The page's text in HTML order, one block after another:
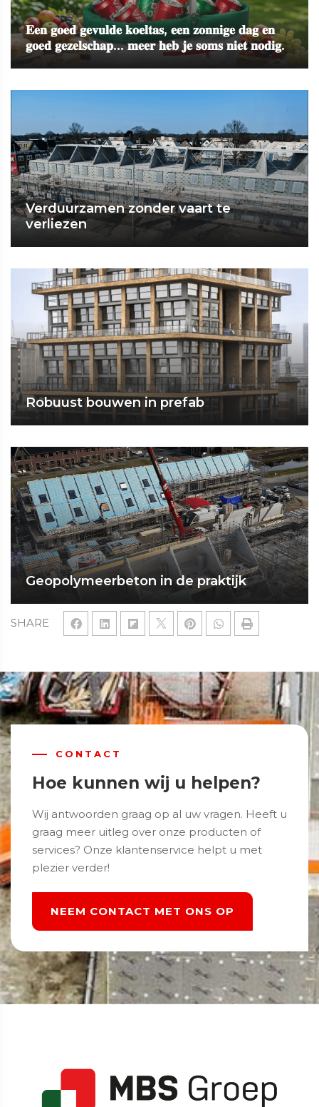
SHARE
𝐄𝐞𝐧 𝐠𝐨𝐞𝐝 𝐠𝐞𝐯𝐮𝐥𝐝𝐞 𝐤𝐨𝐞𝐥𝐭𝐚𝐬, 𝐞𝐞𝐧 𝐳𝐨𝐧𝐧𝐢𝐠𝐞 𝐝𝐚𝐠 𝐞𝐧
𝐠𝐨𝐞𝐝 𝐠𝐞𝐳𝐞𝐥𝐬𝐜𝐡𝐚𝐩... 𝐦𝐞𝐞𝐫 𝐡𝐞𝐛 𝐣𝐞 𝐬𝐨𝐦𝐬 𝐧𝐢𝐞𝐭 𝐧𝐨𝐝𝐢𝐠.
Verduurzamen zonder vaart te
verliezen
Robuust bouwen in prefab
Geopolymeerbeton in de praktijk
CONTACT
Hoe kunnen wij u helpen?
Wij antwoorden graag op al uw vragen. Heeft u
graag meer uitleg over onze producten of
services? Onze klantenservice helpt u met
plezier verder!
NEEM CONTACT MET ONS OP